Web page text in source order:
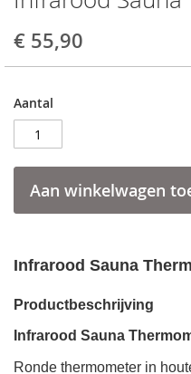
€ 55,90
Aantal
Aan winkelwagen
Infrarood Sauna
Productbeschrijving
Infrarood Sauna
Ronde thermometer in
to
the
beginning
of
images
gallery